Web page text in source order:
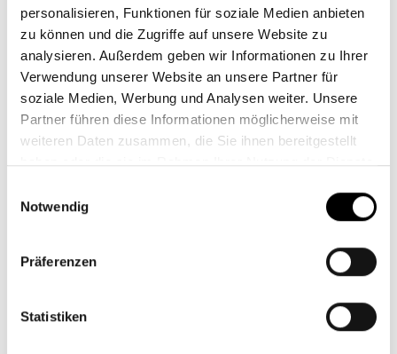
personalisieren, Funktionen für soziale Medien anbieten
zu können und die Zugriffe auf unsere Website zu
analysieren. Außerdem geben wir Informationen zu Ihrer
Verwendung unserer Website an unsere Partner für
soziale Medien, Werbung und Analysen weiter. Unsere
Partner führen diese Informationen möglicherweise mit
weiteren Daten zusammen, die Sie ihnen bereitgestellt
haben oder die sie im Rahmen Ihrer Nutzung der Dienste
Notwendig
Präferenzen
Statistiken
Anhang
Im Bild ist eine
Rechenaufgabe zu sehen.
von Spam. Die dargestellten